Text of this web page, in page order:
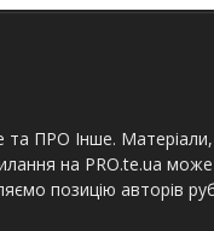
ПРО Інше. Матеріали,
на PRO.te.ua
позицію авторів